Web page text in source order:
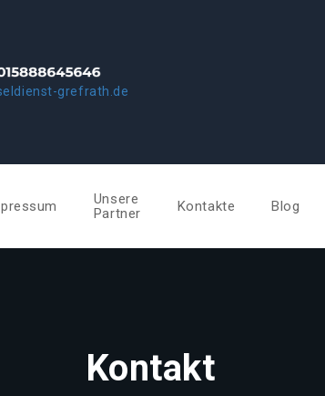
grefrath.de
Unsere
Partner
Kontakte Blog
Kontakt